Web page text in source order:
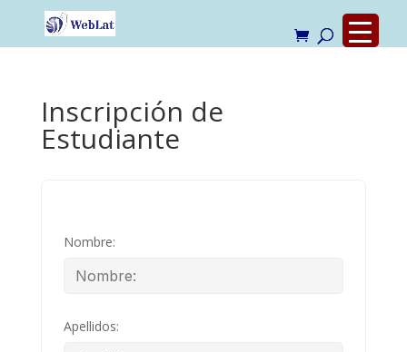
Inscripción de
Estudiante
Nombre:
Apellidos: